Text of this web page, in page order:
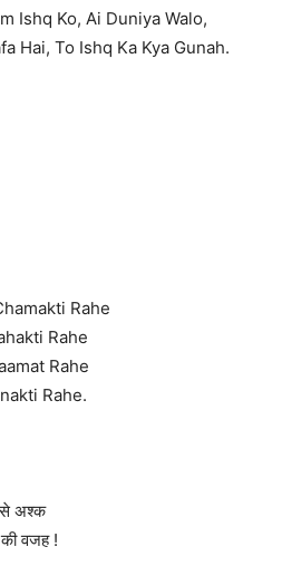
Ishq Ko, Ai Duniya Walo,
Hai, To Ishq Ka Kya Gunah.
Rahe
Rahe
Rahe
Rahe.
से अश्क
वजह !